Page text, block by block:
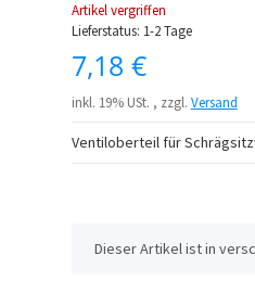
Artikel vergriffen
Lieferstatus: 1-2 Tage
7,18 €
inkl. 19% USt. , zzgl. Versand
Ventiloberteil für
x
Dieser Artikel ist in